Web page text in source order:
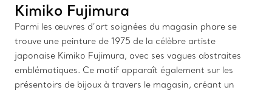
Kimiko Fujimura
Parmi les œuvres d’art soignées du magasin phare se
trouve une peinture de 1975 de la célèbre artiste
japonaise Kimiko Fujimura, avec ses vagues abstraites
emblématiques. Ce motif apparaît également sur les
présentoirs de bijoux à travers le magasin, créant un